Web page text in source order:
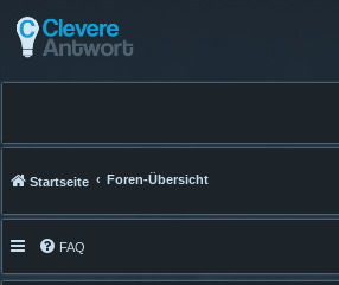
Startseite Foren-Übersicht
FAQ